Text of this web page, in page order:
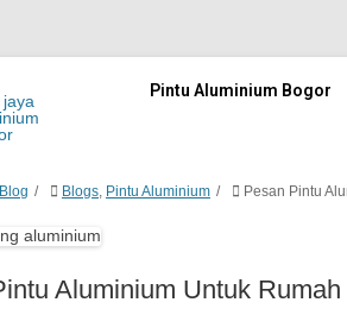
Pintu Aluminium Bogor
Blog Blogs, Pintu Aluminium Pesan Pintu
Aluminium Untuk